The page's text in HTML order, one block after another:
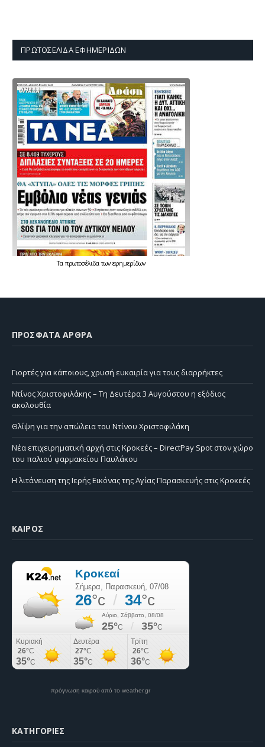
ΠΡΩΤΟΣΈΛΙΔΑ ΕΦΗΜΕΡΊΔΩΝ
Τα πρωτοσέλιδατων εφημερίδων
ΠΡΌΣΦΑΤΑ ΆΡΘΡΑ
Γιορτές για κάποιους, χρυσή ευκαιρία για τους διαρρήκτες
Ντίνος Χριστοφιλάκης – Τη Δευτέρα 3 Αυγούστου η εξόδιος
ακολουθία
Θλίψη για την απώλεια του Ντίνου Χριστοφιλάκη
Νέα επιχειρηματική αρχή στις Κροκεές – DirectPay Spot στον χώρο
του παλιού φαρμακείου Παυλάκου
Η λιτάνευση της Ιερής Εικόνας της Αγίας Παρασκευής στις Κροκεές
ΚΑΙΡΌΣ
πρόγνωση καιρού από το weather.gr
KΑΤΗΓΟΡΊΕΣ